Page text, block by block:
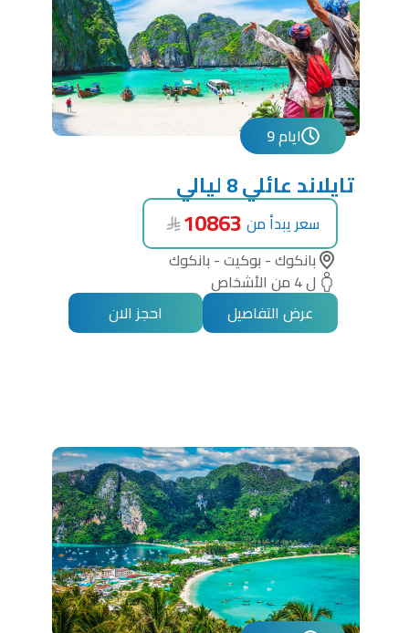
9 ايام
تايلاند عائلي 8 ليالي
10863 سعر يبدأ من
بانكوك - بوكيت - بانكوك
ل 4 من الأشخاص
احجز الان
عرض التفاصيل